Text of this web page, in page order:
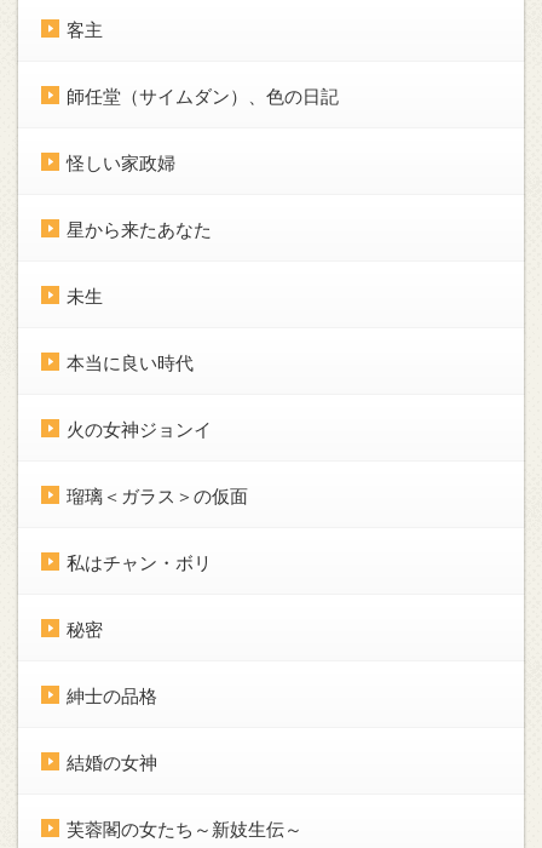
客主
師任堂（サイムダン）、色の日記
怪しい家政婦
星から来たあなた
未生
本当に良い時代
火の女神ジョンイ
瑠璃＜ガラス＞の仮面
私はチャン・ボリ
秘密
紳士の品格
結婚の女神
芙蓉閣の女たち～新妓生伝～